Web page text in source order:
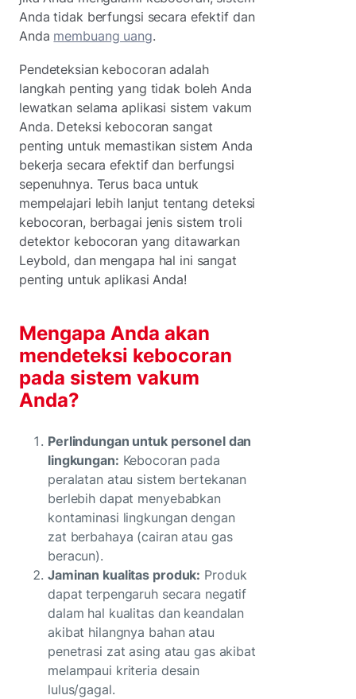
Anda tidak berfungsi secara efektif dan
Anda membuang uang.
Pendeteksian kebocoran adalah
langkah penting yang tidak boleh Anda
lewatkan selama aplikasi sistem vakum
Anda. Deteksi kebocoran sangat
penting untuk memastikan sistem Anda
bekerja secara efektif dan berfungsi
sepenuhnya. Terus baca untuk
mempelajari lebih lanjut tentang deteksi
kebocoran, berbagai jenis sistem troli
detektor kebocoran yang ditawarkan
Leybold, dan mengapa hal ini sangat
penting untuk aplikasi Anda!
Mengapa Anda akan
mendeteksi kebocoran
pada sistem vakum
Anda?
Perlindungan untuk personel dan
lingkungan: Kebocoran pada
peralatan atau sistem bertekanan
berlebih dapat menyebabkan
kontaminasi lingkungan dengan
zat berbahaya (cairan atau gas
beracun).
Jaminan kualitas produk: Produk
dapat terpengaruh secara negatif
dalam hal kualitas dan keandalan
akibat hilangnya bahan atau
penetrasi zat asing atau gas akibat
melampaui kriteria desain
lulus/gagal.